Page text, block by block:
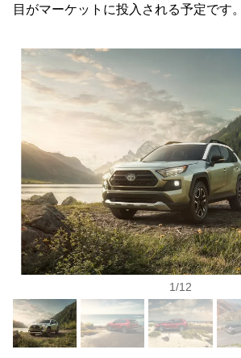
目がマーケットに投入される予定です。
1/12